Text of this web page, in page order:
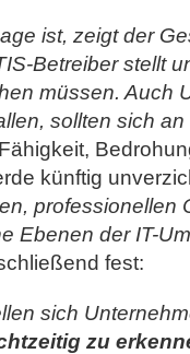
ist, zeigt der
Betreiber stellt
müssen. Auch
sollten sich
künftig
professionellen
Ebenen der IT-
fest:
sich
zu